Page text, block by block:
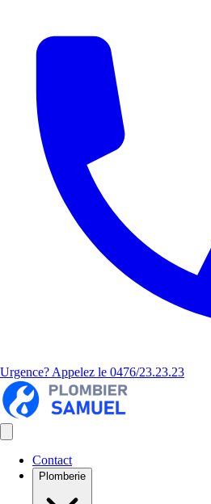
Urgence? Appelez le 0476/23.23.23
Contact
Plomberie